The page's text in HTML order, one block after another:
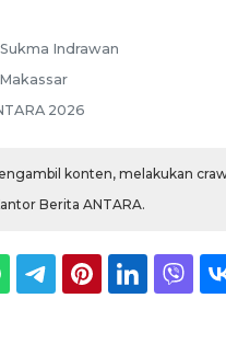
Indrawan
2026
konten, melakukan
Berita ANTARA.